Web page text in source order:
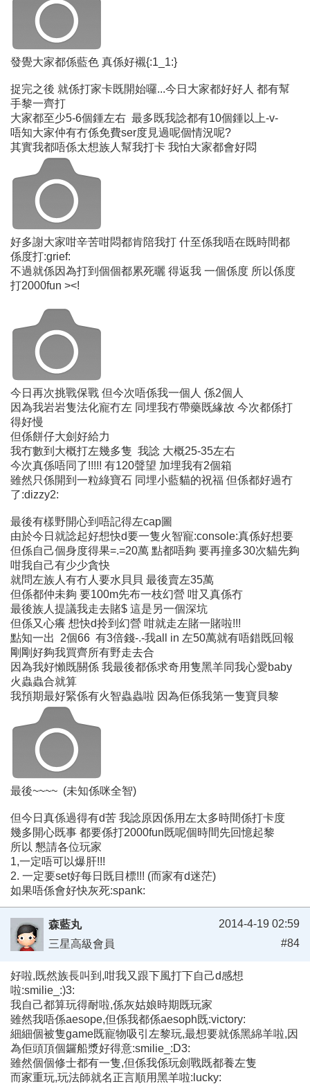
發覺大家都係藍色 真係好襯{:1_1:}
捉完之後 就係打家卡既開始囉...今日大家都好好人 都有幫
手黎一齊打
大家都至少5-6個鍾左右 最多既我諗都有10個鍾以上-v-
唔知大家仲有冇係免費ser度見過呢個情況呢?
其實我都唔係太想族人幫我打卡 我怕大家都會好悶
好多謝大家咁辛苦咁悶都肯陪我打 什至係我唔在既時間都
係度打:grief:
不過就係因為打到個個都累死曬 得返我 一個係度 所以係度
打2000fun ><!
今日再次挑戰保戰 但今次唔係我一個人 係2個人
因為我岩岩隻法化寵冇左 同埋我冇帶藥既緣故 今次都係打
得好慢
但係餅仔大劍好給力
我冇數到大概打左幾多隻 我諗 大概25-35左右
今次真係唔同了!!!!! 有120聲望 加埋我有2個箱
雖然只係開到一粒綠寶石 同埋小藍貓的祝福 但係都好過冇
了:dizzy2:
最後有樣野開心到唔記得左cap圖
由於今日就諗起好想快d要一隻火智寵:console:真係好想要
但係自己個身度得果=.=20萬 點都唔夠 要再撞多30次貓先夠
咁我自己有少少貪快
就問左族人有冇人要水貝貝 最後賣左35萬
但係都仲未夠 要100m先布一枝幻營 咁又真係冇
最後族人提議我走去賭$ 這是另一個深坑
但係又心癢 想快d拎到幻營 咁就走左賭一賭啦!!!
點知一出 2個66 有3倍錢-.-我all in 左50萬就有唔錯既回報
剛剛好夠我買齊所有野走去合
因為我好懶既關係 我最後都係求奇用隻黑羊同我心愛baby
火蟲蟲合就算
我預期最好緊係有火智蟲蟲啦 因為佢係我第一隻寶貝黎
最後~~~~ (未知係咪全智)
但今日真係過得有d苦 我諗原因係用左太多時間係打卡度
幾多開心既事 都要係打2000fun既呢個時間先回憶起黎
所以 懇請各位玩家
1,一定唔可以爆肝!!!
2. 一定要set好每日既目標!!! (而家有d迷茫)
如果唔係會好快灰死:spank:
森藍丸
三星高級會員
2014-4-19 02:59
#84
好啦,既然族長叫到,咁我又跟下風打下自己d感想
啦:smilie_:)3:
我自己都算玩得耐啦,係灰姑娘時期既玩家
雖然我唔係aesope,但係我都係aesoph既:victory:
細細個被隻game既寵物吸引左黎玩,最想要就係黑綿羊啦,因
為佢頭頂個鑼船漿好得意:smilie_:D3:
雖然個個修士都有一隻,但係我係玩劍戰既都養左隻
而家重玩,玩法師就名正言順用黑羊啦:lucky: